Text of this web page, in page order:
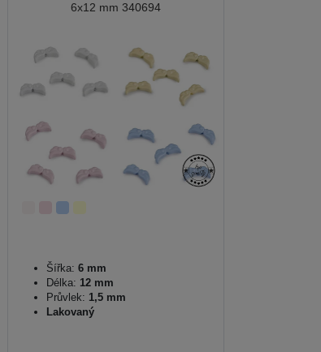
6x12 mm 340694
Šířka: 6 mm
Délka: 12 mm
Průvlek: 1,5 mm
Lakovaný